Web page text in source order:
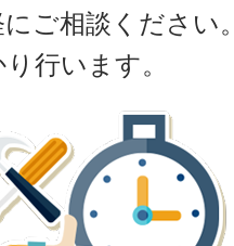
ご相談ください
行います。